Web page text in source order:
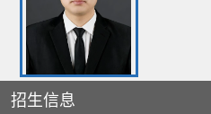
招生信息